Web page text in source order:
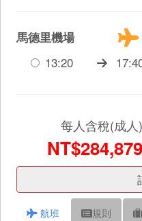
馬德里機場
13:20
每人含稅(成人)
NT$284,879
航班 規則